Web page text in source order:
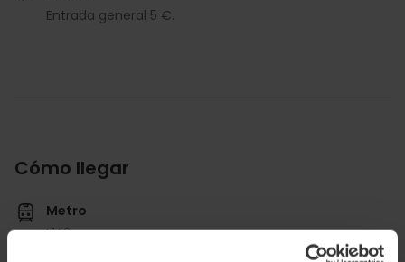
Entrada general 5 €.
Cómo llegar
Metro
L1,L2